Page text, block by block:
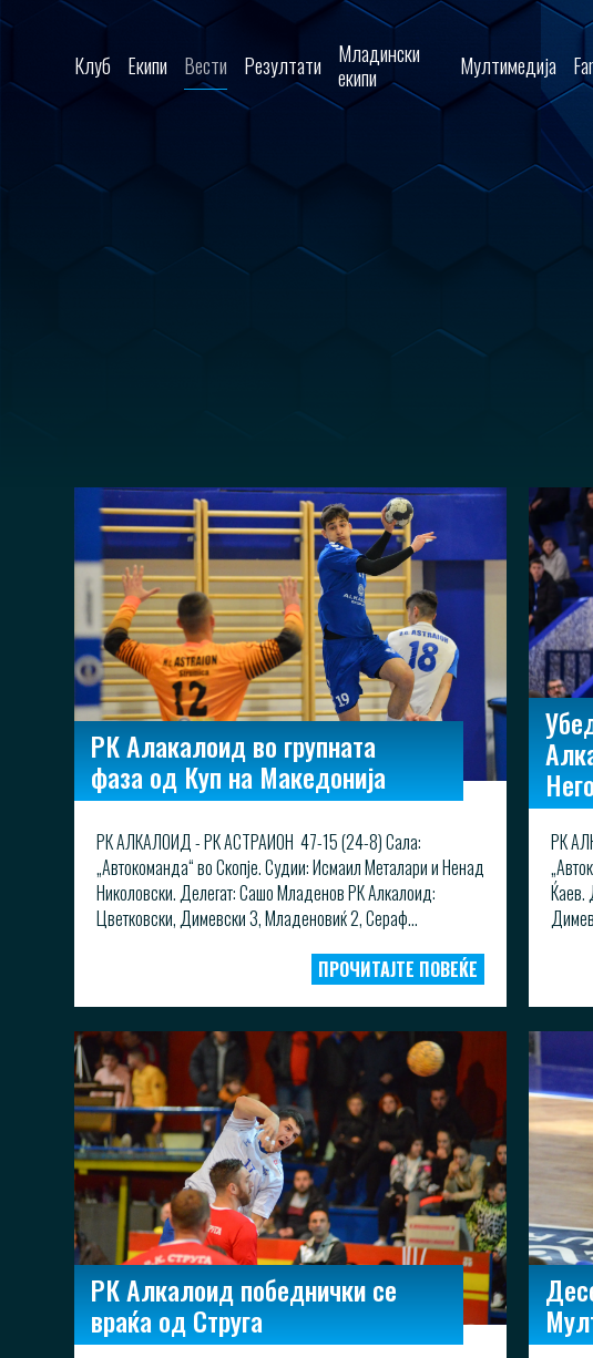
Skip to content
Клуб Екипи Вести Резултати
Младински
екипи
Мултимедија
РК Алакалоид во групната
фаза од Куп на Македонија
РК АЛКАЛОИД - РК АСТРАИОН 47-15 (24-8) Сала:
„Автокоманда“ во Скопје. Судии: Исмаил Металари и Ненад
Николовски. Делегат: Сашо Младенов РК Алкалоид:
Цветковски, Димевски 3, Младеновиќ 2, Сераф...
ПРОЧИТАЈТЕ ПОВЕЌЕ
РК
Ќаев.
РК Алкалоид победнички се
враќа од Струга